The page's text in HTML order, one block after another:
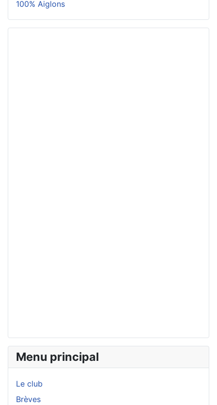
100% Aiglons
Menu principal
Le club
Brèves